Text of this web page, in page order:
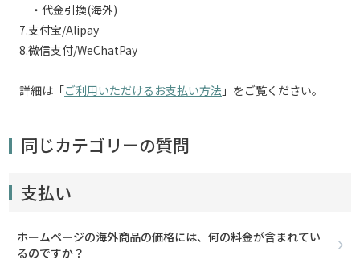
・代金引換(海外)
7.支付宝/Alipay
8.微信支付/WeChatPay
詳細は「ご利用いただけるお支払い方法 」をご覧ください。
同じカテゴリーの質問
支払い
ホームページの海外商品の価格には、何の料金が含まれてい
るのですか？